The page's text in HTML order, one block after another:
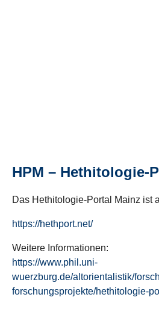
HPM – Hethitologie-
Das Hethitologie-Portal Mainz ist
https://hethport.net/
Weitere Informationen:
https://www.phil.uni-
wuerzburg.de/altorientalistik/
forschungsprojekte/hethitologie-